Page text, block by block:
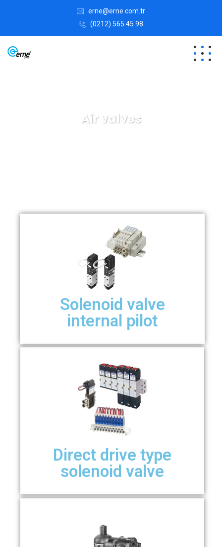
erne@erne.com.tr
(0212) 565 45 98
Air valves
Solenoid valve
internal pilot
Direct drive type
solenoid valve